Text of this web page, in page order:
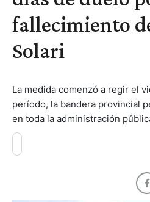
fallecimiento
Solari
La medida comenzó a regir el
período, la bandera provincial
en toda la administración